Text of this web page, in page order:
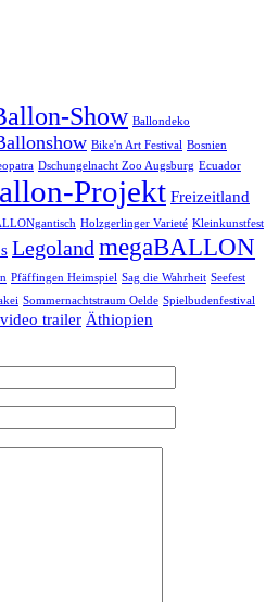
Show Ballondeko
Bike'n Art Festival Bosnien
Dschungelnacht Zoo Augsburg Ecuador
Projekt Freizeitland
Holzgerlinger Varieté Kleinkunstfest
LegolandmegaBALLON
Pfäffingen Heimspiel Sag die Wahrheit Seefest
Sommernachtstraum Oelde Spielbudenfestival
video trailer Äthiopien